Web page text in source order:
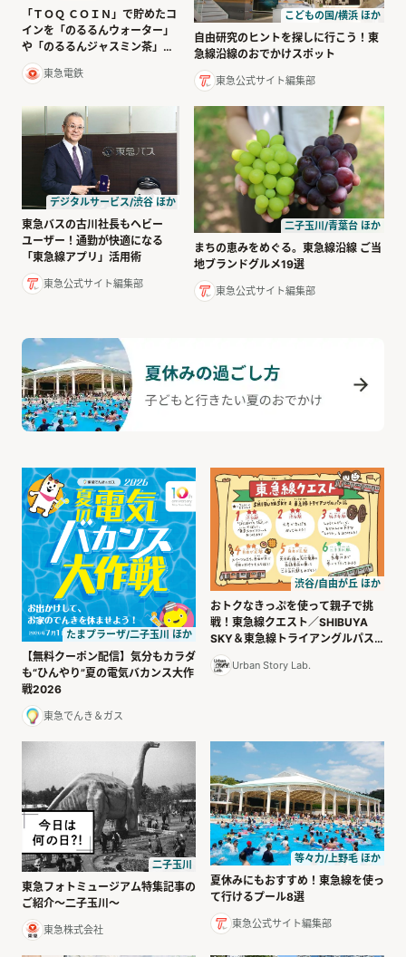
「ＴＯＱ ＣＯＩＮ」で貯めたコ
インを「のるるんウォーター」
や「のるるんジャスミン茶」に
交換できます！
東急電鉄
こどもの国/横浜 ほか
自由研究のヒントを探しに行こう！東
急線沿線のおでかけスポット
東急公式サイト編集部
デジタルサービス/渋谷 ほか
東急バスの古川社長もヘビー
ユーザー！通勤が快適になる
「東急線アプリ」活用術
東急公式サイト編集部
二子玉川/青葉台 ほか
まちの恵みをめぐる。東急線沿線 ご当
地ブランドグルメ19選
東急公式サイト編集部
たまプラーザ/二子玉川 ほか
【無料クーポン配信】気分もカラダ
も“ひんやり”夏の電気バカンス大作
戦2026
東急でんき＆ガス
渋谷/自由が丘 ほか
おトクなきっぷを使って親子で挑
戦！東急線クエスト／SHIBUYA
SKY＆東急線トライアングルパス
編
Urban Story Lab.
二子玉川
東急フォトミュージアム特集記事の
ご紹介〜二子玉川〜
東急株式会社
等々力/上野毛 ほか
夏休みにもおすすめ！東急線を使っ
て行けるプール8選
東急公式サイト編集部